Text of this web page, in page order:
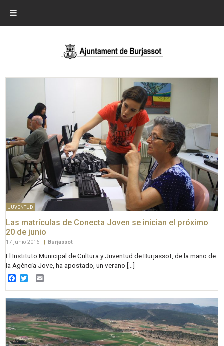
JUVENTUD
Las matrículas de Conecta Joven se inician el próximo
20 de junio
17 junio 2016 Burjassot
El Instituto Municipal de Cultura y Juventud de Burjassot, de la mano de
la Agència Jove, ha apostado, un verano […]
Facebook
Twitter